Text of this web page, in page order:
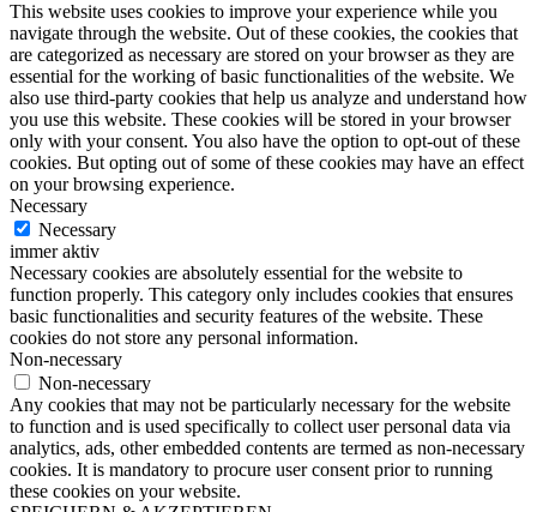
This website uses cookies to improve your experience while you
navigate through the website. Out of these cookies, the cookies that
are categorized as necessary are stored on your browser as they are
essential for the working of basic functionalities of the website. We
also use third-party cookies that help us analyze and understand how
you use this website. These cookies will be stored in your browser
only with your consent. You also have the option to opt-out of these
cookies. But opting out of some of these cookies may have an effect
on your browsing experience.
Necessary
Necessary
immer aktiv
Necessary cookies are absolutely essential for the website to
function properly. This category only includes cookies that ensures
basic functionalities and security features of the website. These
cookies do not store any personal information.
Non-necessary
Non-necessary
Any cookies that may not be particularly necessary for the website
to function and is used specifically to collect user personal data via
analytics, ads, other embedded contents are termed as non-necessary
cookies. It is mandatory to procure user consent prior to running
these cookies on your website.